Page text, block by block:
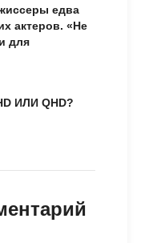
едва
актеров. «Не
для
ИЛИ QHD?